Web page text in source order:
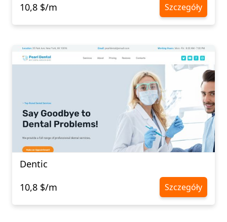
10,8 $/m
Szczegóły
Dentic
10,8 $/m
Szczegóły